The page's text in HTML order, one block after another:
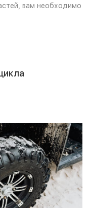
вам необходимо